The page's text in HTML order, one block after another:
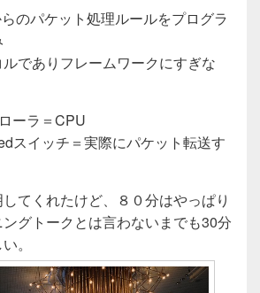
のパケット処理ルールをプログラ
ルでありフレームワークにすぎな
ーラ＝CPU
スイッチ＝実際にパケット転送す
てくれたけど、８０分はやっぱり
グトークとは言わないまでも30分
。